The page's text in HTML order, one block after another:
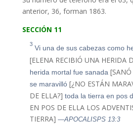
anterior, 36, forman 1863.
SECCIÓN 11
3Vi una de sus cabezas como
[ELENA RECIBIÓ UNA HERIDA
herida mortal fue sanada
se maravilló[¿NO ESTÁN
DE ELLA?] toda la tierra en pos
EN POS DE ELLA LOS
TIERRA] —APOCALISPS 13:3